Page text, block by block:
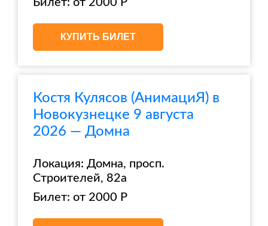
Билет: от 2000 Р
КУПИТЬ БИЛЕТ
Костя Кулясов (АнимациЯ) в
Новокузнецке 9 августа
2026 — Домна
Локация: Домна, просп.
Строителей, 82а
Билет: от 2000 Р